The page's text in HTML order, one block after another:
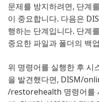
문제를 방지하려면, 단계
이 중요합니다. 다음은
행하는 단계입니다. 단계
중요한 파일과 폴더의 백
위 명령어를 실행한 후 시
을 발견했다면, DISM/
/restorehealth 명령어를